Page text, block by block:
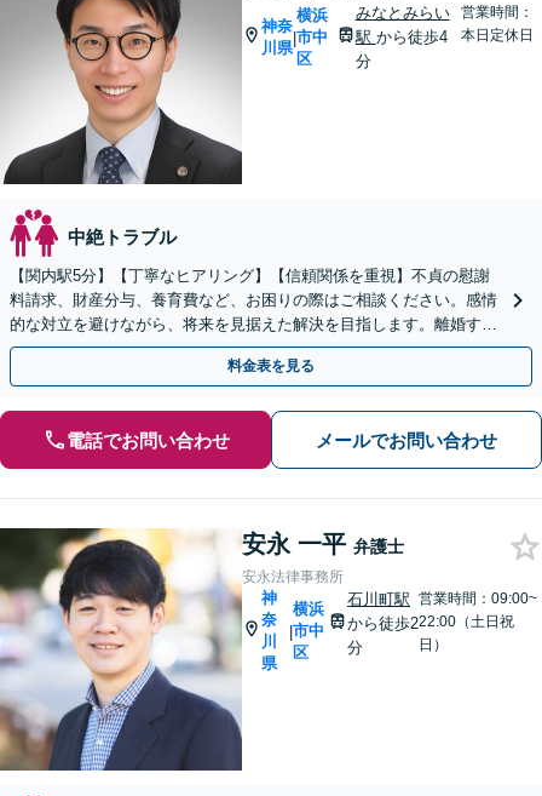
神奈
川県
|
横浜
市中
区
みなとみらい
駅 から徒歩4
分
営業時間：
本日定休日
中絶トラブル
【関内駅5分】【丁寧なヒアリング】【信頼関係を重視】不貞の慰謝
料請求、財産分与、養育費など、お困りの際はご相談ください。感情
的な対立を避けながら、将来を見据えた解決を目指します。離婚する
か悩んでいる段階でもお気軽にご連絡ください。
料金表を見る
電話でお問い合わせ メールでお問い合わせ
安永 一平 弁護士
安永法律事務所
神
奈
川
県
|
横浜
市中
区
石川町駅
から徒歩2
分
営業時間：09:00~
22:00（土日祝
日）